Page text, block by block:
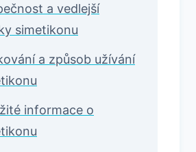
a vedlejší
simetikonu
a způsob užívání
informace o